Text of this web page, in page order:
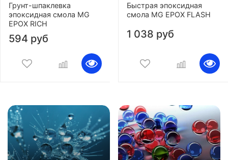
Грунт-шпаклевка
эпоксидная смола MG
EPOX RICH
594 руб
Быстрая эпоксидная
смола MG EPOX FLASH
1 038 руб